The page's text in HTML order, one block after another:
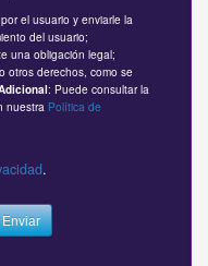
el usuario y enviarle la
del usuario;
una obligación legal;
otros derechos, como se
: Puede consultar la
nuestra Política de
.
Enviar